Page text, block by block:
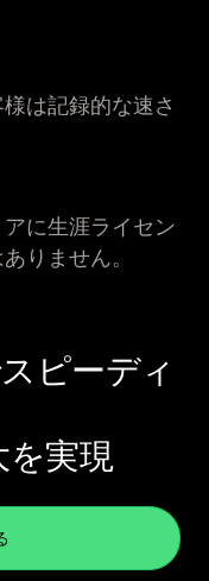
は記録的な速さ
に生涯ライセン
りません。
ピーディ
を実現